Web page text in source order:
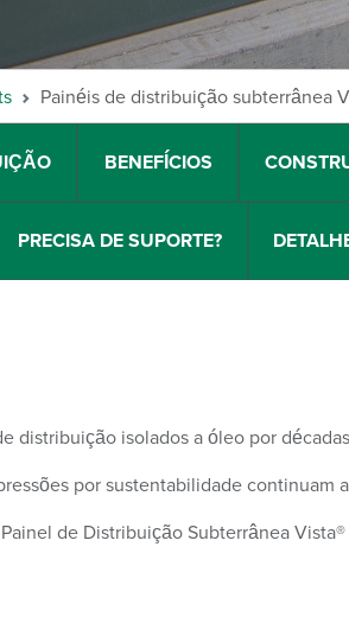
Painéis de distribuição subterrânea
BENEFÍCIOS
PRECISA DE SUPORTE?
distribuição isolados a óleo por
por sustentabilidade continuam
de Distribuição Subterrânea Vista®